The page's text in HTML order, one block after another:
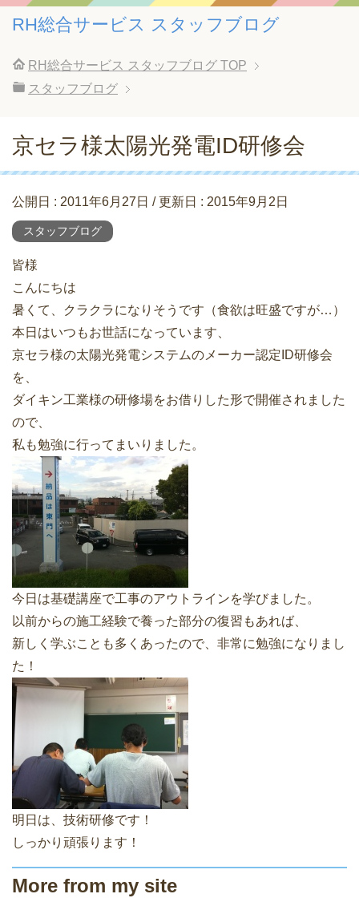
RH総合サービス スタッフブログ
RH総合サービス スタッフブログ TOP
スタッフブログ
京セラ様太陽光発電ID研修会
公開日 : 2011年6月27日 / 更新日 : 2015年9月2日
スタッフブログ
皆様
こんにちは
暑くて、クラクラになりそうです（食欲は旺盛ですが…）
本日はいつもお世話になっています、
京セラ様の太陽光発電システムのメーカー認定ID研修会
を、
ダイキン工業様の研修場をお借りした形で開催されました
ので、
私も勉強に行ってまいりました。
今日は基礎講座で工事のアウトラインを学びました。
以前からの施工経験で養った部分の復習もあれば、
新しく学ぶことも多くあったので、非常に勉強になりまし
た！
明日は、技術研修です！
しっかり頑張ります！
More from my site